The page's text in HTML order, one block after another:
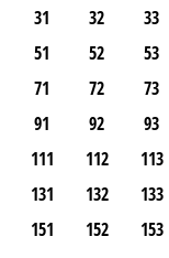
31 32 33
51 52 53
71 72 73
91 92 93
111 112 113
131 132 133
151 152 153